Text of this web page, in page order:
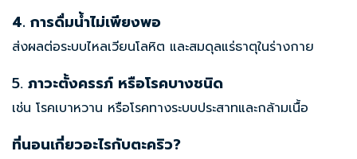
4. การดื่มน้ำไม่เพียงพอ
ส่งผลต่อระบบไหลเวียนโลหิต และสมดุลแร่ธาตุในร่างกาย
5. ภาวะตั้งครรภ์ หรือโรคบางชนิด
เช่น โรคเบาหวาน หรือโรคทางระบบประสาทและกล้ามเนื้อ
ที่นอนเกี่ยวอะไรกับตะคริว?